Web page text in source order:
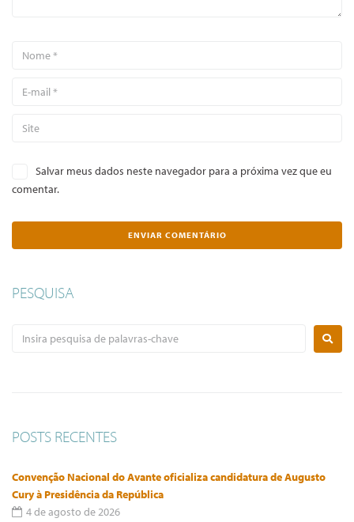
Salvar meus dados neste navegador para a próxima vez que eu
comentar.
PESQUISA
POSTS RECENTES
Convenção Nacional do Avante oficializa candidatura de Augusto
Cury à Presidência da República
4 de agosto de 2026